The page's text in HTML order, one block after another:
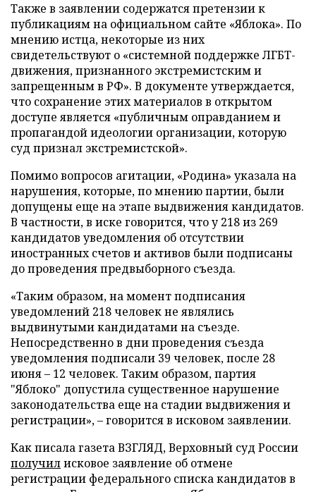
Также в заявлении содержатся претензии к
публикациям на официальном сайте «Яблока». По
мнению истца, некоторые из них
свидетельствуют о «системной поддержке ЛГБТ-
движения, признанного экстремистским и
запрещенным в РФ». В документе утверждается,
что сохранение этих материалов в открытом
доступе является «публичным оправданием и
пропагандой идеологии организации, которую
суд признал экстремистской».
Помимо вопросов агитации, «Родина» указала на
нарушения, которые, по мнению партии, были
допущены еще на этапе выдвижения кандидатов.
В частности, в иске говорится, что у 218 из 269
кандидатов уведомления об отсутствии
иностранных счетов и активов были подписаны
до проведения предвыборного съезда.
«Таким образом, на момент подписания
уведомлений 218 человек не являлись
выдвинутыми кандидатами на съезде.
Непосредственно в дни проведения съезда
уведомления подписали 39 человек, после 28
июня – 12 человек. Таким образом, партия
"Яблоко" допустила существенное нарушение
законодательства еще на стадии выдвижения и
регистрации», – говорится в исковом заявлении.
Как писала газета ВЗГЛЯД, Верховный суд России
получилисковое заявление об отмене
регистрации федерального списка кандидатов в